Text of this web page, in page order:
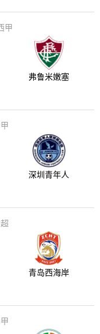
甲
弗鲁米嫩塞
深圳青年人
青岛西海岸